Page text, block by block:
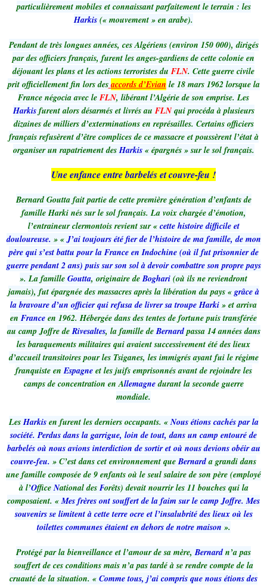
particulièrement mobiles et connaissant parfaitement le terrain : les
Harkis (« mouvement » en arabe).
Pendant de très longues années, ces Algériens (environ 150 000), dirigés
par des officiers français, furent les anges-gardiens de cette colonie en
déjouant les plans et les actions terroristes du FLN. Cette guerre civile
prit officiellement fin lors des accords d’Evian le 18 mars 1962 lorsque la
France négocia avec le FLN, libérant l’Algérie de son emprise. Les
Harkisfurent alors désarmés et livrés au FLNqui procéda à plusieurs
dizaines de milliers d’exterminations en représailles. Certains officiers
français refusèrent d’être complices de ce massacre et poussèrent l’état à
organiser un rapatriement desHarkis« épargnés » sur le sol français.
Une enfance entre barbelés et couvre-feu !
Bernard Goutta fait partie de cette première génération d’enfants de
famille Harki nés sur le sol français. La voix chargée d’émotion,
l’entraineur clermontois revient sur «cette histoire difficile et
douloureuse. » «J’ai toujours été fier de l’histoire de ma famille, de mon
père qui s’est battu pour la France en Indochine (où il fut prisonnier de
guerre pendant 2 ans) puis sur son sol à devoir combattre son propre pays
». La famille Goutta, originaire deBoghari (où ils ne reviendront
jamais), fut épargnée des massacres après la libération du pays «grâce à
la bravoure d’un officier qui refusa de livrer sa troupe Harki » et arriva
en France en 1962. Hébergée dans des tentes de fortune puis transférée
au camp Joffre deRivesaltes, la famille deBernardpassa 14 années dans
les baraquements militaires qui avaient successivement été des lieux
d’accueil transitoires pour les Tsiganes, les immigrés ayant fui le régime
franquiste enEspagneet les juifs emprisonnés avant de rejoindre les
camps de concentration en Allemagnedurant la seconde guerre
mondiale.
LesHarkis en furent les derniers occupants. «Nous étions cachés par la
société. Perdus dans la garrigue, loin de tout, dans un camp entouré de
barbelés où nous avions interdiction de sortir et où nous devions obéir au
couvre-feu. » C’est dans cet environnement queBernarda grandi dans
une famille composée de 9 enfants où le seul salaire de son père (employé
à l’OfficeNational desForêts) devait nourrir les 11 bouches qui la
composaient. «Mes frères ont souffert de la faim sur le camp Joffre. Mes
souvenirs se limitent à cette terre ocre et l’insalubrité des lieux où les
toilettes communes étaient en dehors de notre maison ».
Protégé par la bienveillance et l’amour de sa mère,Bernardn’a pas
souffert de ces conditions mais n’a pas tardé à se rendre compte de la
cruauté de la situation. « Comme tous, j’ai compris que nous étions des